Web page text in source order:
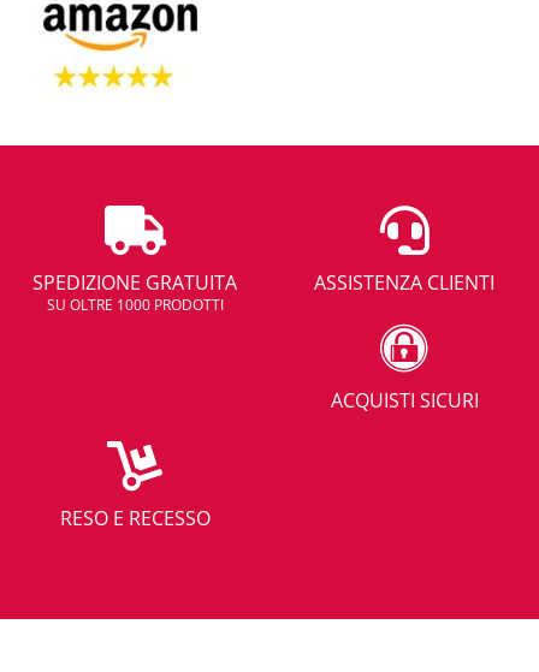
SPEDIZIONE GRATUITA
SU OLTRE 1000 PRODOTTI
ASSISTENZA CLIENTI
ACQUISTI SICURI
RESO E RECESSO